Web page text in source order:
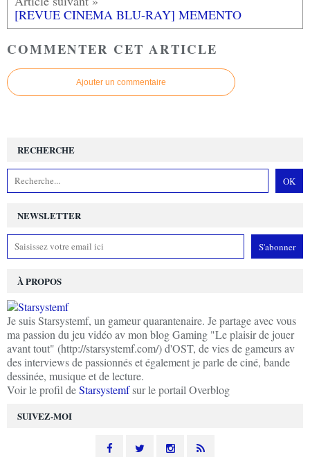
[REVUE CINEMA BLU-RAY] MEMENTO
COMMENTER CET ARTICLE
Ajouter un commentaire
NEWSLETTER
SUIVEZ-MOI
RECHERCHE
À PROPOS
Je suis Starsystemf, un gameur quarantenaire. Je partage avec vous
ma passion du jeu vidéo av mon blog Gaming "Le plaisir de jouer
avant tout" (http://starsystemf.com/) d'OST, de vies de gameurs av
des interviews de passionnés et également je parle de ciné, bande
dessinée, musique et de lecture.
Voir le profil deStarsystemfsur le portail Overblog